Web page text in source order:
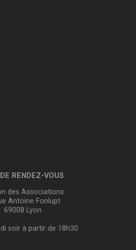
RENDEZ-VOUS
des Associations
Antoine Fonlupt
69008 Lyon
soir à partir de 18h30